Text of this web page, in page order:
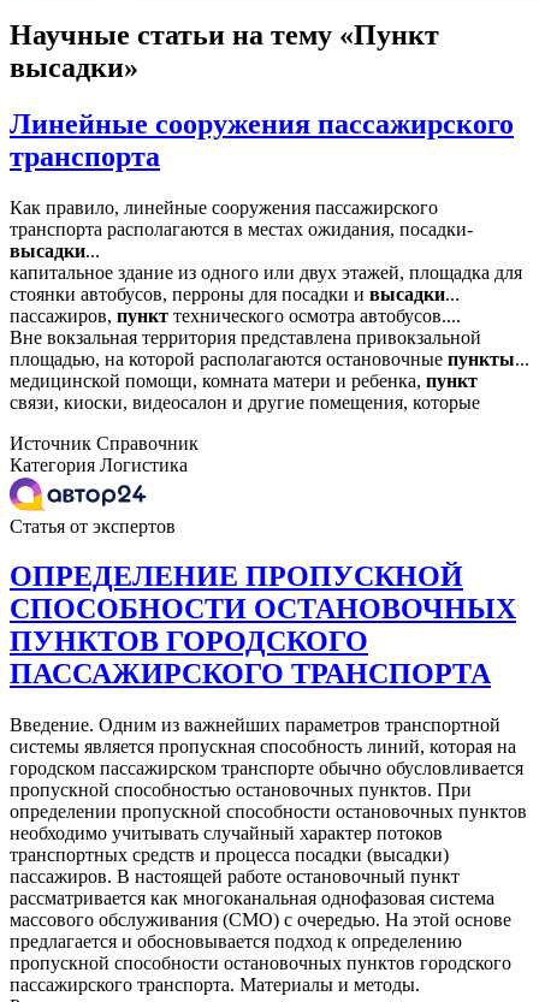
Научные статьи на тему «Пункт
высадки»
Линейные сооружения пассажирского
транспорта
Как правило, линейные сооружения пассажирского
транспорта располагаются в местах ожидания, посадки-
высадки...
капитальное здание из одного или двух этажей, площадка для
стоянки автобусов, перроны для посадки и высадки...
пассажиров, пункт технического осмотра автобусов....
Вне вокзальная территория представлена привокзальной
площадью, на которой располагаются остановочные пункты...
медицинской помощи, комната матери и ребенка, пункт
связи, киоски, видеосалон и другие помещения, которые
Источник Справочник
Категория Логистика
Статья от экспертов
ОПРЕДЕЛЕНИЕ ПРОПУСКНОЙ
СПОСОБНОСТИ ОСТАНОВОЧНЫХ
ПУНКТОВ ГОРОДСКОГО
ПАССАЖИРСКОГО ТРАНСПОРТА
Введение. Одним из важнейших параметров транспортной
системы является пропускная способность линий, которая на
городском пассажирском транспорте обычно обусловливается
пропускной способностью остановочных пунктов. При
определении пропускной способности остановочных пунктов
необходимо учитывать случайный характер потоков
транспортных средств и процесса посадки (высадки)
пассажиров. В настоящей работе остановочный пункт
рассматривается как многоканальная однофазовая система
массового обслуживания (СМО) с очередью. На этой основе
предлагается и обосновывается подход к определению
пропускной способности остановочных пунктов городского
пассажирского транспорта. Материалы и методы.